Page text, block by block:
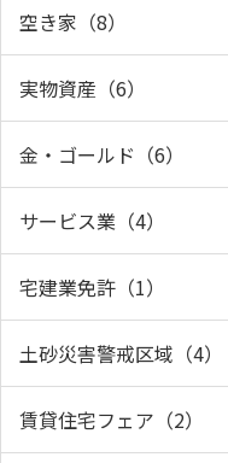
空き家（8）
実物資産（6）
金・ゴールド（6）
サービス業（4）
宅建業免許（1）
土砂災害警戒区域（4）
賃貸住宅フェア（2）